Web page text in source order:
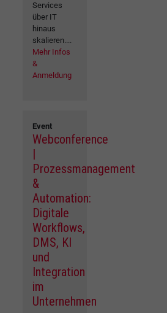
Services
über IT
hinaus
skalieren....
Mehr Infos
&
Anmeldung
Event
Webconference
Prozessmanagement
&
Automation:
Digitale
Workflows,
DMS, KI
und
Integration
im
Unternehmen